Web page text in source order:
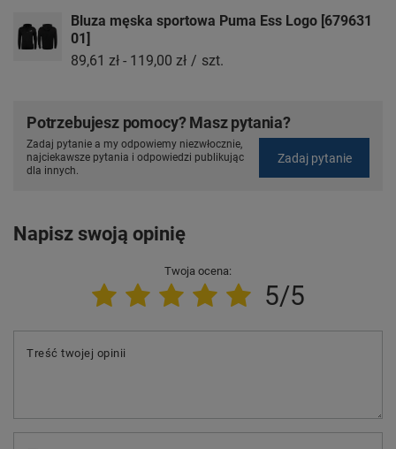
Bluza męska sportowa Puma Ess Logo [679631
01]
89,61 zł - 119,00 zł / szt.
Potrzebujesz pomocy? Masz pytania?
Zadaj pytanie a my odpowiemy niezwłocznie,
najciekawsze pytania i odpowiedzi publikując
dla innych.
Zadaj pytanie
Napisz swoją opinię
Twoja ocena:
5/5
Treść twojej opinii